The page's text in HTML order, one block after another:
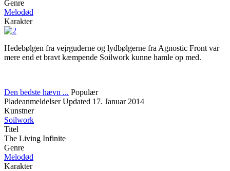
Genre
Melodød
Karakter
Hedebølgen fra vejrguderne og lydbølgerne fra Agnostic Front var
mere end et bravt kæmpende Soilwork kunne hamle op med.
Den bedste hævn ... Populær
Pladeanmeldelser Updated 17. Januar 2014
Kunstner
Soilwork
Titel
The Living Infinite
Genre
Melodød
Karakter